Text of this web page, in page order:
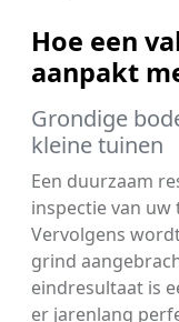
Hoe een
aanpakt
Grondige
kleine tuinen
Een duurzaam
inspectie van
Vervolgens
grind
eindresultaat is
er jarenlang